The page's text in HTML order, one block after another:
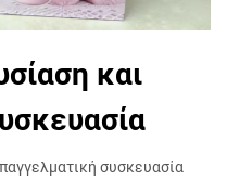
και
συσκευασία